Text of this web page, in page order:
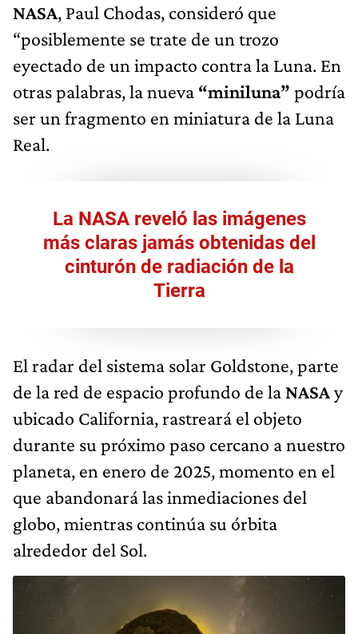
NASA, Paul Chodas, consideró que
“posiblemente se trate de un trozo
eyectado de un impacto contra la Luna. En
otras palabras, la nueva “miniluna” podría
ser un fragmento en miniatura de la Luna
Real.
La NASA reveló las imágenes
más claras jamás obtenidas del
cinturón de radiación de la
Tierra
El radar del sistema solar Goldstone, parte
de la red de espacio profundo de la NASAy
ubicado California, rastreará el objeto
durante su próximo paso cercano a nuestro
planeta, en enero de 2025, momento en el
que abandonará las inmediaciones del
globo, mientras continúa su órbita
alrededor del Sol.